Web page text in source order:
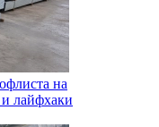
на
лайфхаки